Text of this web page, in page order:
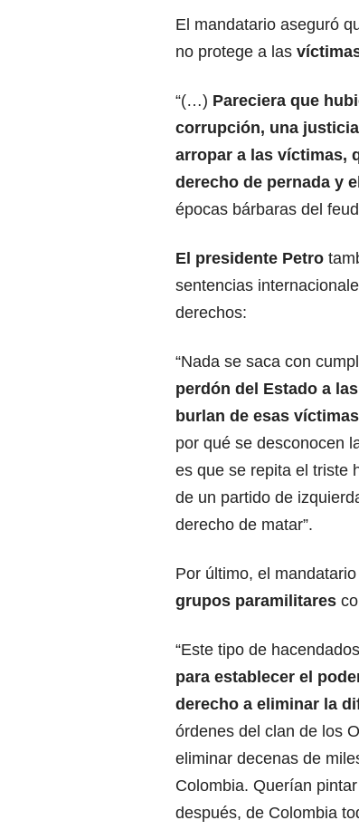
El mandatario aseguró
no protege a las
“(…) Pareciera que
corrupción, una
arropar a las víctimas,
derecho de pernada y
épocas bárbaras del
El presidente Petro
sentencias
derechos:
“Nada se saca con
perdón del Estado a
burlan de esas
por qué se desconocen
es que se repita el triste
de un partido de
derecho de matar”.
Por último, el
grupos paramilitares
“Este tipo de
para establecer el
derecho a eliminar la
órdenes del clan de los
eliminar decenas de
Colombia. Querían
después, de Colombia